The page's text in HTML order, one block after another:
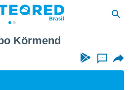
Körmend
...